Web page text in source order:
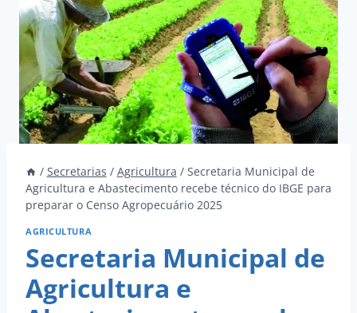
/ Secretarias / Agricultura / Secretaria Municipal de
Agricultura e Abastecimento recebe técnico do IBGE para
preparar o Censo Agropecuário 2025
AGRICULTURA
Secretaria Municipal de
Agricultura e